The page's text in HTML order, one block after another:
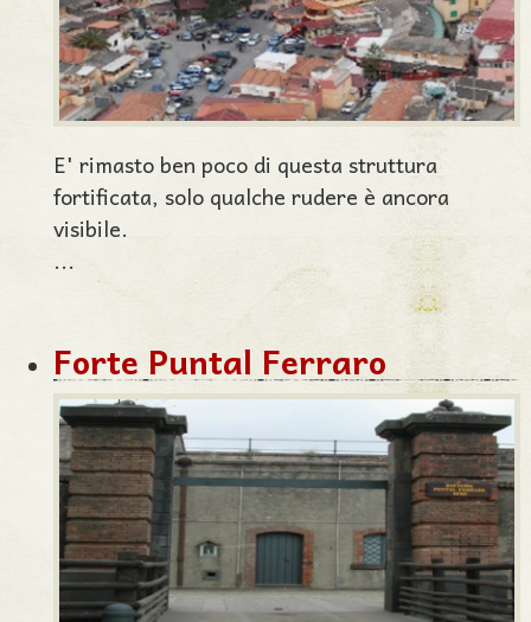
E' rimasto ben poco di questa struttura
fortificata, solo qualche rudere è ancora
visibile.
...
Forte Puntal Ferraro